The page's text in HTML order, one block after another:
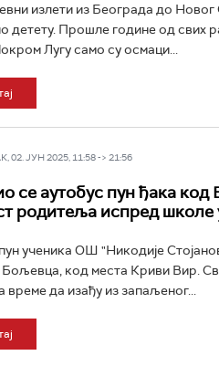
излети из Београда до
детету. Прошле године од свих
Лугу само су осмаци...
ЈУН 2025, 11:58 -> 21:56
се аутобус пун ђака
родитеља испред школе
ученика ОШ "Никодије
код места Криви Вир.
време да изађу из запаљеног...